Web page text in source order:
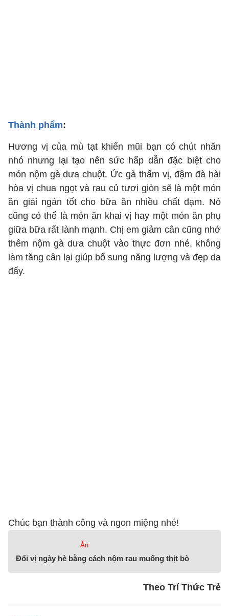
Thành phẩm:
Hương vị của mù tạt khiến mũi bạn có chút nhăn
nhó nhưng lại tạo nên sức hấp dẫn đặc biệt cho
món nộm gà dưa chuột. Ức gà thấm vị, đậm đà hài
hòa vị chua ngọt và rau củ tươi giòn sẽ là một món
ăn giải ngán tốt cho bữa ăn nhiều chất đạm. Nó
cũng có thể là món ăn khai vị hay một món ăn phụ
giữa bữa rất lành mạnh. Chị em giảm cân cũng nhớ
thêm nộm gà dưa chuột vào thực đơn nhé, không
làm tăng cân lại giúp bổ sung năng lượng và đẹp da
đấy.
Chúc bạn thành công và ngon miệng nhé!
Ăn
Đổi vị ngày hè bằng cách nộm rau muống thịt bò
Theo Trí Thức Trẻ